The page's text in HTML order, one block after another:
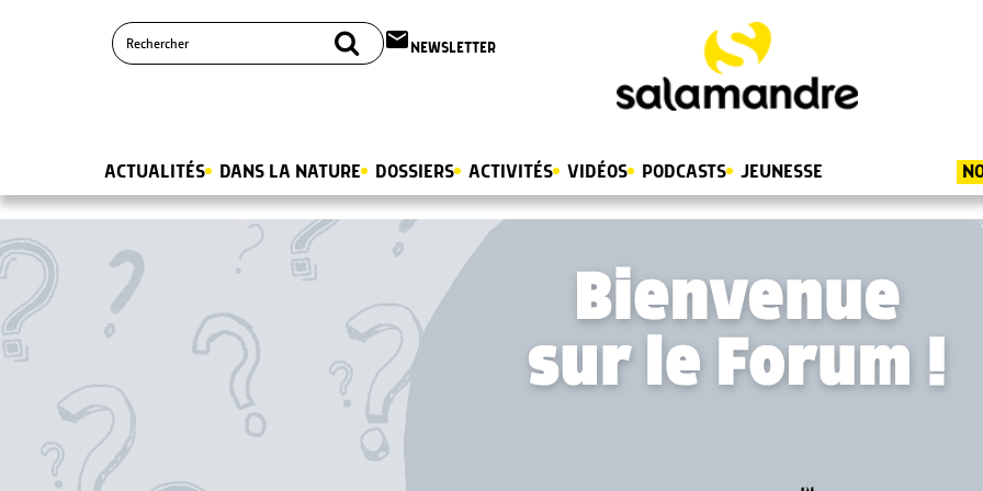
email NEWSLETTER
ACTUALITÉS DANS LA NATURE DOSSIERS ACTIVITÉS VIDÉOS PODCASTS JEUNESSE